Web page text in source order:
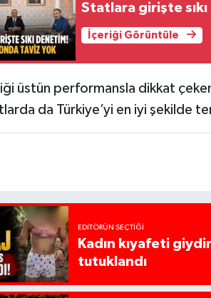
Statlara girişte
İçeriği Görüntüle
üstün performansla dikkat çeken
da Türkiye’yi en iyi şekilde
EDITÖRÜN SEÇTIĞI
Kadın kıyafeti
tutuklandı